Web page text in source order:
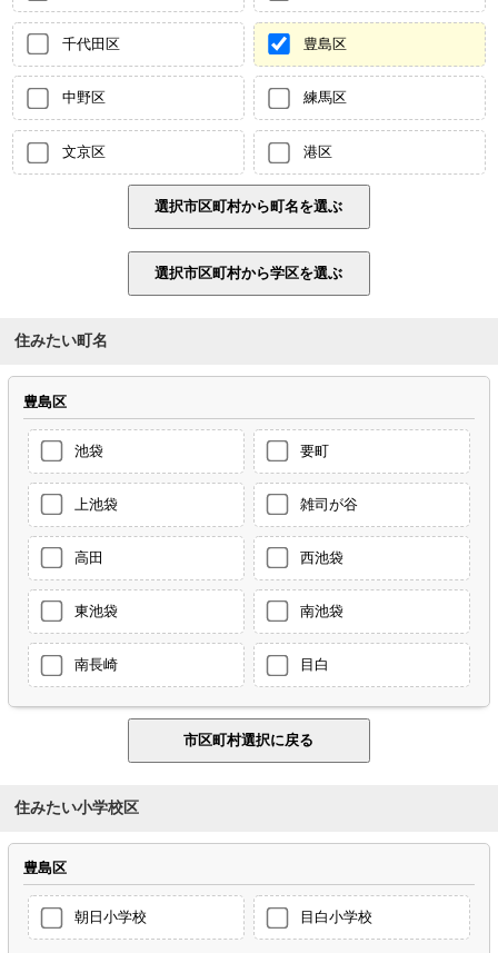
千代田区 豊島区
中野区 練馬区
文京区 港区
住みたい町名
豊島区
池袋 要町
上池袋 雑司が谷
高田 西池袋
東池袋 南池袋
南長崎 目白
住みたい小学校区
豊島区
朝日小学校 目白小学校